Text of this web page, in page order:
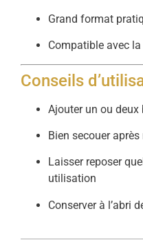
Grand format
Compatible avec
Conseils
Ajouter un ou deux
Bien secouer
Laisser reposer
utilisation
Conserver à l’abri